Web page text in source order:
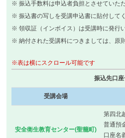
※ 振込手数料は申込者負担とさせていた
※ 振込書の写しを受講申込書に貼付して
※ 領収証（インボイス）は受講時に発行
※ 納付された受講料につきましては、原
※表は横にスクロール可能です
振込先口
受講会場
安全衛生教育センター(聖籠町)
第四北
普通預
口座名